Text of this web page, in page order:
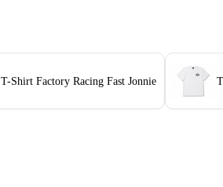
T-Shirt Factory Racing Fast Jonnie